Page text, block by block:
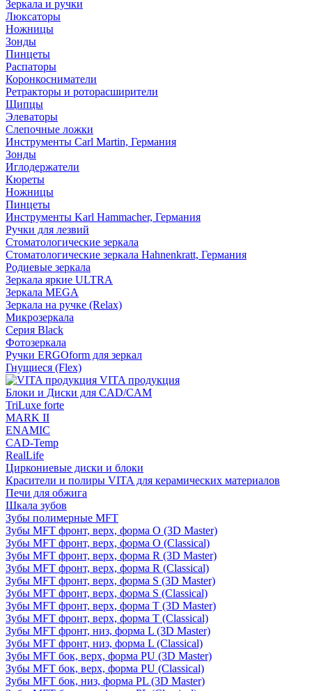
Зеркала и ручки
Люксаторы
Ножницы
Зонды
Пинцеты
Распаторы
Коронкосниматели
Ретракторы и роторасширители
Щипцы
Элеваторы
Слепочные ложки
Инструменты Carl Martin, Германия
Зонды
Иглодержатели
Кюреты
Ножницы
Пинцеты
Инструменты Karl Hammacher, Германия
Ручки для лезвий
Стоматологические зеркала
Стоматологические зеркала Hahnenkratt, Германия
Родиевые зеркала
Зеркала яркие ULTRA
Зеркала MEGA
Зеркала на ручке (Relax)
Микрозеркала
Серия Black
Фотозеркала
Ручки ERGOform для зеркал
Гнущиеся (Flex)
VITA продукция
Блоки и Диски для CAD/CAM
TriLuxe forte
MARK II
ENAMIC
CAD-Temp
RealLife
Циркониевые диски и блоки
Красители и полиры VITA для керамических материалов
Печи для обжига
Шкала зубов
Зубы полимерные MFT
Зубы MFT фронт, верх, форма O (3D Master)
Зубы MFT фронт, верх, форма O (Classical)
Зубы MFT фронт, верх, форма R (3D Master)
Зубы MFT фронт, верх, форма R (Classical)
Зубы MFT фронт, верх, форма S (3D Master)
Зубы MFT фронт, верх, форма S (Classical)
Зубы MFT фронт, верх, форма T (3D Master)
Зубы MFT фронт, верх, форма T (Classical)
Зубы MFT фронт, низ, форма L (3D Master)
Зубы MFT фронт, низ, форма L (Classical)
Зубы MFT бок, верх, форма PU (3D Master)
Зубы MFT бок, верх, форма PU (Classical)
Зубы MFT бок, низ, форма PL (3D Master)